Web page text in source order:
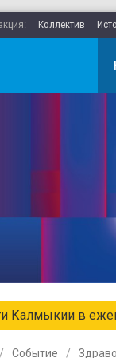
Коллектив
Калмыкии в
Событие